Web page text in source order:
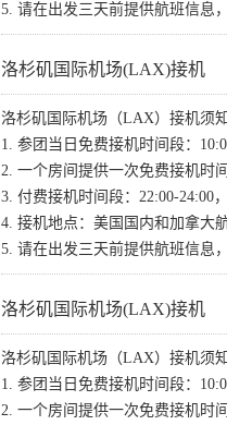
5. 请在出发三天前提供航班信息
洛杉矶国际机场(LAX)接机
洛杉矶国际机场（LAX）接机须
1. 参团当日免费接机时间段：
2. 一个房间提供一次免费接机时
3. 付费接机时间段：22:00-24:00
4. 接机地点：美国国内和加拿大
5. 请在出发三天前提供航班信息
洛杉矶国际机场(LAX)接机
洛杉矶国际机场（LAX）接机须
1. 参团当日免费接机时间段：
2. 一个房间提供一次免费接机时